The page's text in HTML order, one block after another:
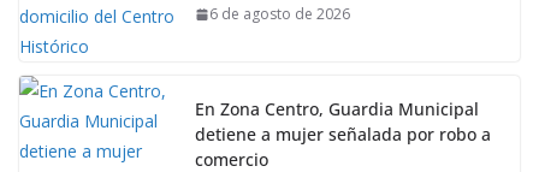
6 de agosto de 2026
En Zona Centro, Guardia Municipal
detiene a mujer señalada por robo a
comercio